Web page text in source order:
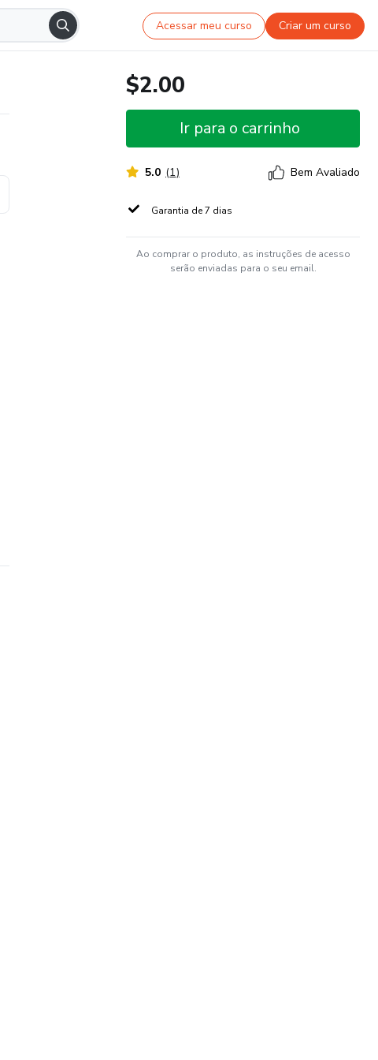
Acessar meu curso Criar um curso
$2.00
Ir para o carrinho
5.0 (1) Bem Avaliado
Garantia de 7 dias
Ao comprar o produto, as instruções de acesso
serão enviadas para o seu email.